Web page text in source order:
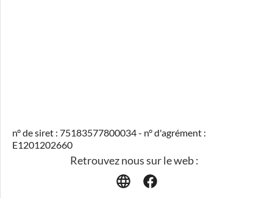
n° de siret : 75183577800034 - n° d'agrément :
E1201202660
Retrouvez nous sur le web :